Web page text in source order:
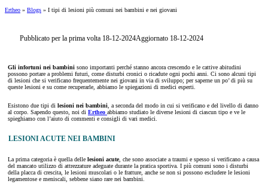
Ertheo » Blogs » I tipi di lesioni più comuni nei bambini e nei giovani
Pubblicato per la prima volta 18-12-2024Aggiornato 18-12-2024
Gli infortuni nei bambini sono importanti perché stanno ancora crescendo e le cattive abitudini
possono portare a problemi futuri, come disturbi cronici o ricadute ogni pochi anni. Ci sono alcuni tipi
di lesioni che si verificano frequentemente nei giovani in via di sviluppo; per saperne un po’ di più su
queste lesioni e su come recuperarle, abbiamo le spiegazioni di medici esperti.
Esistono due tipi di lesioni nei bambini, a seconda del modo in cui si verificano e del livello di danno
al corpo. Sapendo questo, noi di Ertheo abbiamo studiato le diverse lesioni di ciascun tipo e ve le
spieghiamo con l’aiuto di commenti e consigli di vari medici.
LESIONI ACUTE NEI BAMBINI
La prima categoria è quella delle lesioni acute, che sono associate a traumi e spesso si verificano a causa
del mancato utilizzo di attrezzature adeguate durante la pratica sportiva. I più comuni sono i disturbi
della placca di crescita, le lesioni muscolari o le fratture, anche se non si possono escludere le lesioni
legamentose e meniscali, sebbene siano rare nei bambini.